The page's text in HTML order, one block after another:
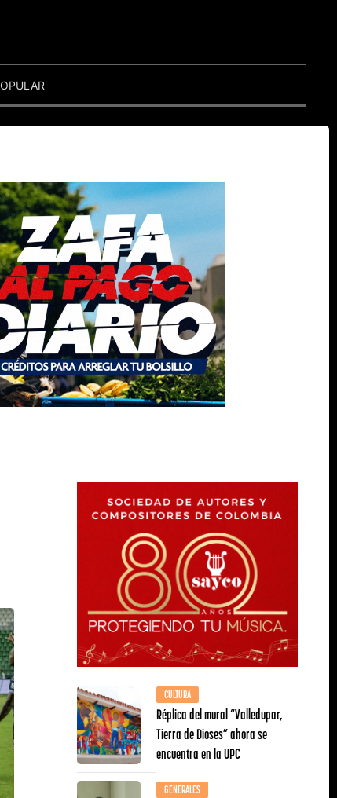
CULTURA
Réplica del mural “Valledupar,
Tierra de Dioses” ahora se
encuentra en la UPC
GENERALES